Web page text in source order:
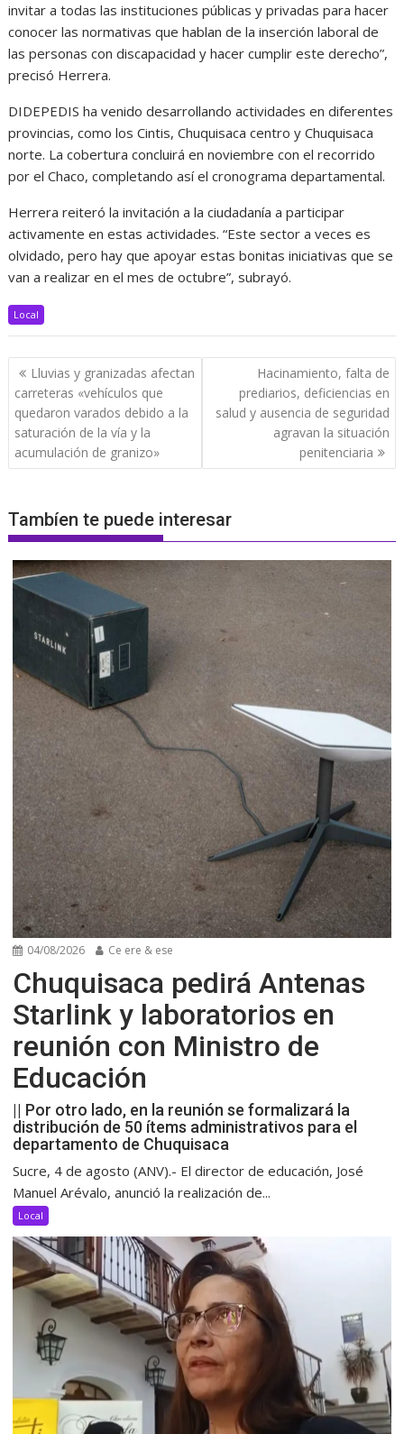
invitar a todas las instituciones públicas y privadas para hacer
conocer las normativas que hablan de la inserción laboral de
las personas con discapacidad y hacer cumplir este derecho”,
precisó Herrera.
DIDEPEDIS ha venido desarrollando actividades en diferentes
provincias, como los Cintis, Chuquisaca centro y Chuquisaca
norte. La cobertura concluirá en noviembre con el recorrido
por el Chaco, completando así el cronograma departamental.
Herrera reiteró la invitación a la ciudadanía a participar
activamente en estas actividades. “Este sector a veces es
olvidado, pero hay que apoyar estas bonitas iniciativas que se
van a realizar en el mes de octubre”, subrayó.
Local
Navegación
de
entradas
Lluvias y granizadas afectan
carreteras «vehículos que
quedaron varados debido a la
saturación de la vía y la
acumulación de granizo»
Hacinamiento, falta de
prediarios, deficiencias en
salud y ausencia de seguridad
agravan la situación
penitenciaria
Tambíen te puede interesar
04/08/2026 Ce ere & ese
Chuquisaca pedirá Antenas
Starlink y laboratorios en
reunión con Ministro de
Educación
|| Por otro lado, en la reunión se formalizará la
distribución de 50 ítems administrativos para el
departamento de Chuquisaca
Sucre, 4 de agosto (ANV).- El director de educación, José
Manuel Arévalo, anunció la realización de...
Local